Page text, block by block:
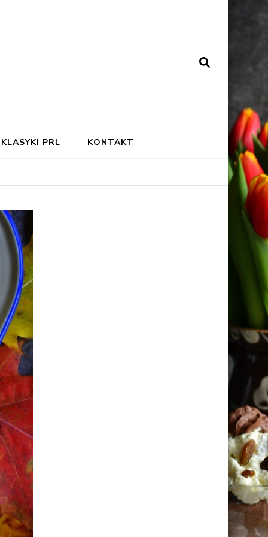
KLASYKI PRL KONTAKT